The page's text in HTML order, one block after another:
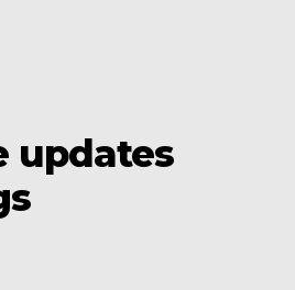
updates